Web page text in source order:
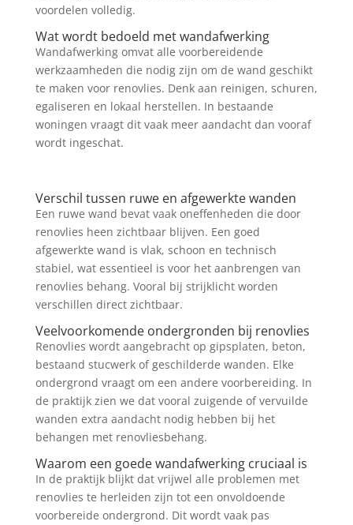
voordelen volledig.
Wat wordt bedoeld met wandafwerking
Wandafwerking omvat alle voorbereidende
werkzaamheden die nodig zijn om de wand geschikt
te maken voor renovlies. Denk aan reinigen, schuren,
egaliseren en lokaal herstellen. In bestaande
woningen vraagt dit vaak meer aandacht dan vooraf
wordt ingeschat.
Verschil tussen ruwe en afgewerkte wanden
Een ruwe wand bevat vaak oneffenheden die door
renovlies heen zichtbaar blijven. Een goed
afgewerkte wand is vlak, schoon en technisch
stabiel, wat essentieel is voor het aanbrengen van
renovlies behang. Vooral bij strijklicht worden
verschillen direct zichtbaar.
Veelvoorkomende ondergronden bij renovlies
Renovlies wordt aangebracht op gipsplaten, beton,
bestaand stucwerk of geschilderde wanden. Elke
ondergrond vraagt om een andere voorbereiding. In
de praktijk zien we dat vooral zuigende of vervuilde
wanden extra aandacht nodig hebben bij het
behangen met renovliesbehang.
Waarom een goede wandafwerking cruciaal is
In de praktijk blijkt dat vrijwel alle problemen met
renovlies te herleiden zijn tot een onvoldoende
voorbereide ondergrond. Dit wordt vaak pas